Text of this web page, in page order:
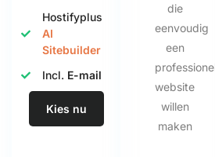
Hostifyplus
AI
Sitebuilder
Incl. E-mail
Kies nu
die
eenvoudig
een
website
willen
maken